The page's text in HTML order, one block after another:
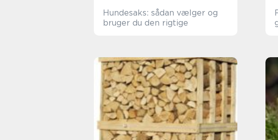
Hundesaks: sådan vælger og
bruger du den rigtige